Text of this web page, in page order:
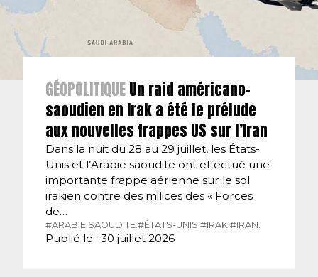
GÉOPOLITIQUEUn raid américano-
saoudien en Irak a été le prélude
aux nouvelles frappes US sur l’Iran
Dans la nuit du 28 au 29 juillet, les États-
Unis et l’Arabie saoudite ont effectué une
importante frappe aérienne sur le sol
irakien contre des milices des « Forces
de…
#ARABIE SAOUDITE. #ÉTATS-UNIS. #IRAK. #IRAN.
Publié le : 30 juillet 2026